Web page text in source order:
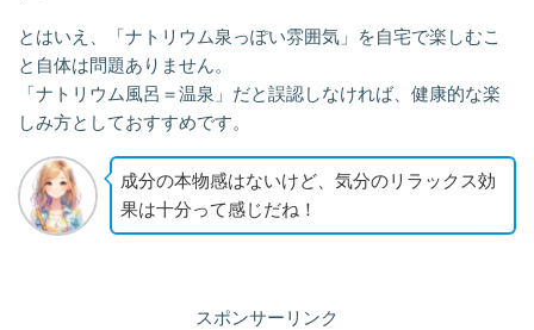
とはいえ、「ナトリウム泉っぽい雰囲気」を自宅で楽しむこ
と自体は問題ありません。
「ナトリウム風呂＝温泉」だと誤認しなければ、健康的な楽
しみ方としておすすめです。
成分の本物感はないけど、気分のリラックス効
果は十分って感じだね！
スポンサーリンク